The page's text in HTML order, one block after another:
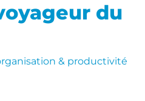
du
& productivité